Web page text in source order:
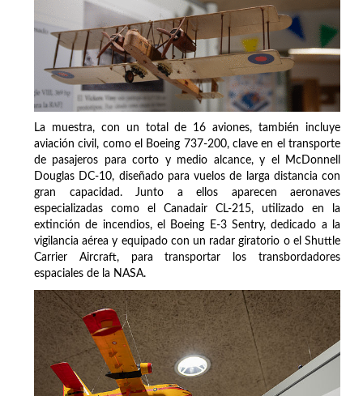
La muestra, con un total de 16 aviones, también incluye
aviación civil, como el Boeing 737-200, clave en el transporte
de pasajeros para corto y medio alcance, y el McDonnell
Douglas DC-10, diseñado para vuelos de larga distancia con
gran capacidad. Junto a ellos aparecen aeronaves
especializadas como el Canadair CL-215, utilizado en la
extinción de incendios, el Boeing E-3 Sentry, dedicado a la
vigilancia aérea y equipado con un radar giratorio o el Shuttle
Carrier Aircraft, para transportar los transbordadores
espaciales de la NASA.